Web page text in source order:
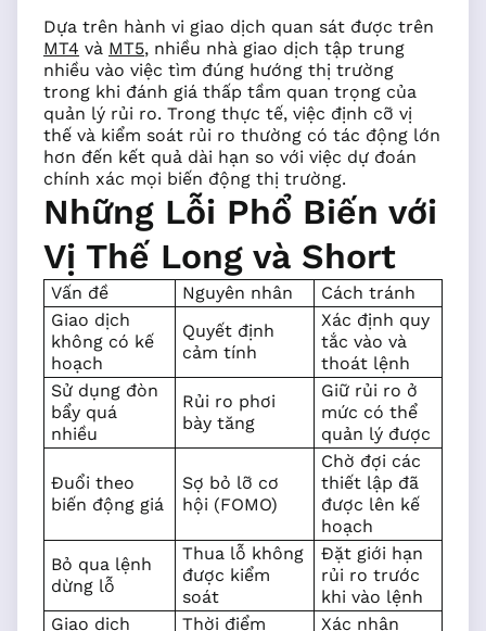
Dựa trên hành vi giao dịch quan sát được trên
MT4 và MT5, nhiều nhà giao dịch tập trung
nhiều vào việc tìm đúng hướng thị trường
trong khi đánh giá thấp tầm quan trọng của
quản lý rủi ro. Trong thực tế, việc định cỡ vị
thế và kiểm soát rủi ro thường có tác động lớn
hơn đến kết quả dài hạn so với việc dự đoán
chính xác mọi biến động thị trường.
Những Lỗi Phổ Biến với
Vị Thế Long và Short
Vấn đề Nguyên nhân
Cách tránh
Giao dịch
không có kế
hoạch
Quyết định
cảm tính
Xác định quy
tắc vào và
thoát lệnh
Sử dụng đòn
bẩy quá
nhiều
Rủi ro phơi
bày tăng
Giữ rủi ro ở
mức có thể
quản lý được
Đuổi theo
biến động giá
Sợ bỏ lỡ cơ
hội (FOMO)
Chờ đợi các
thiết lập đã
được lên kế
hoạch
Bỏ qua lệnh
dừng lỗ
Thua lỗ không
được kiểm
soát
Đặt giới hạn
rủi ro trước
khi vào lệnh
Giao dịch
Thời điểm Xác nhận